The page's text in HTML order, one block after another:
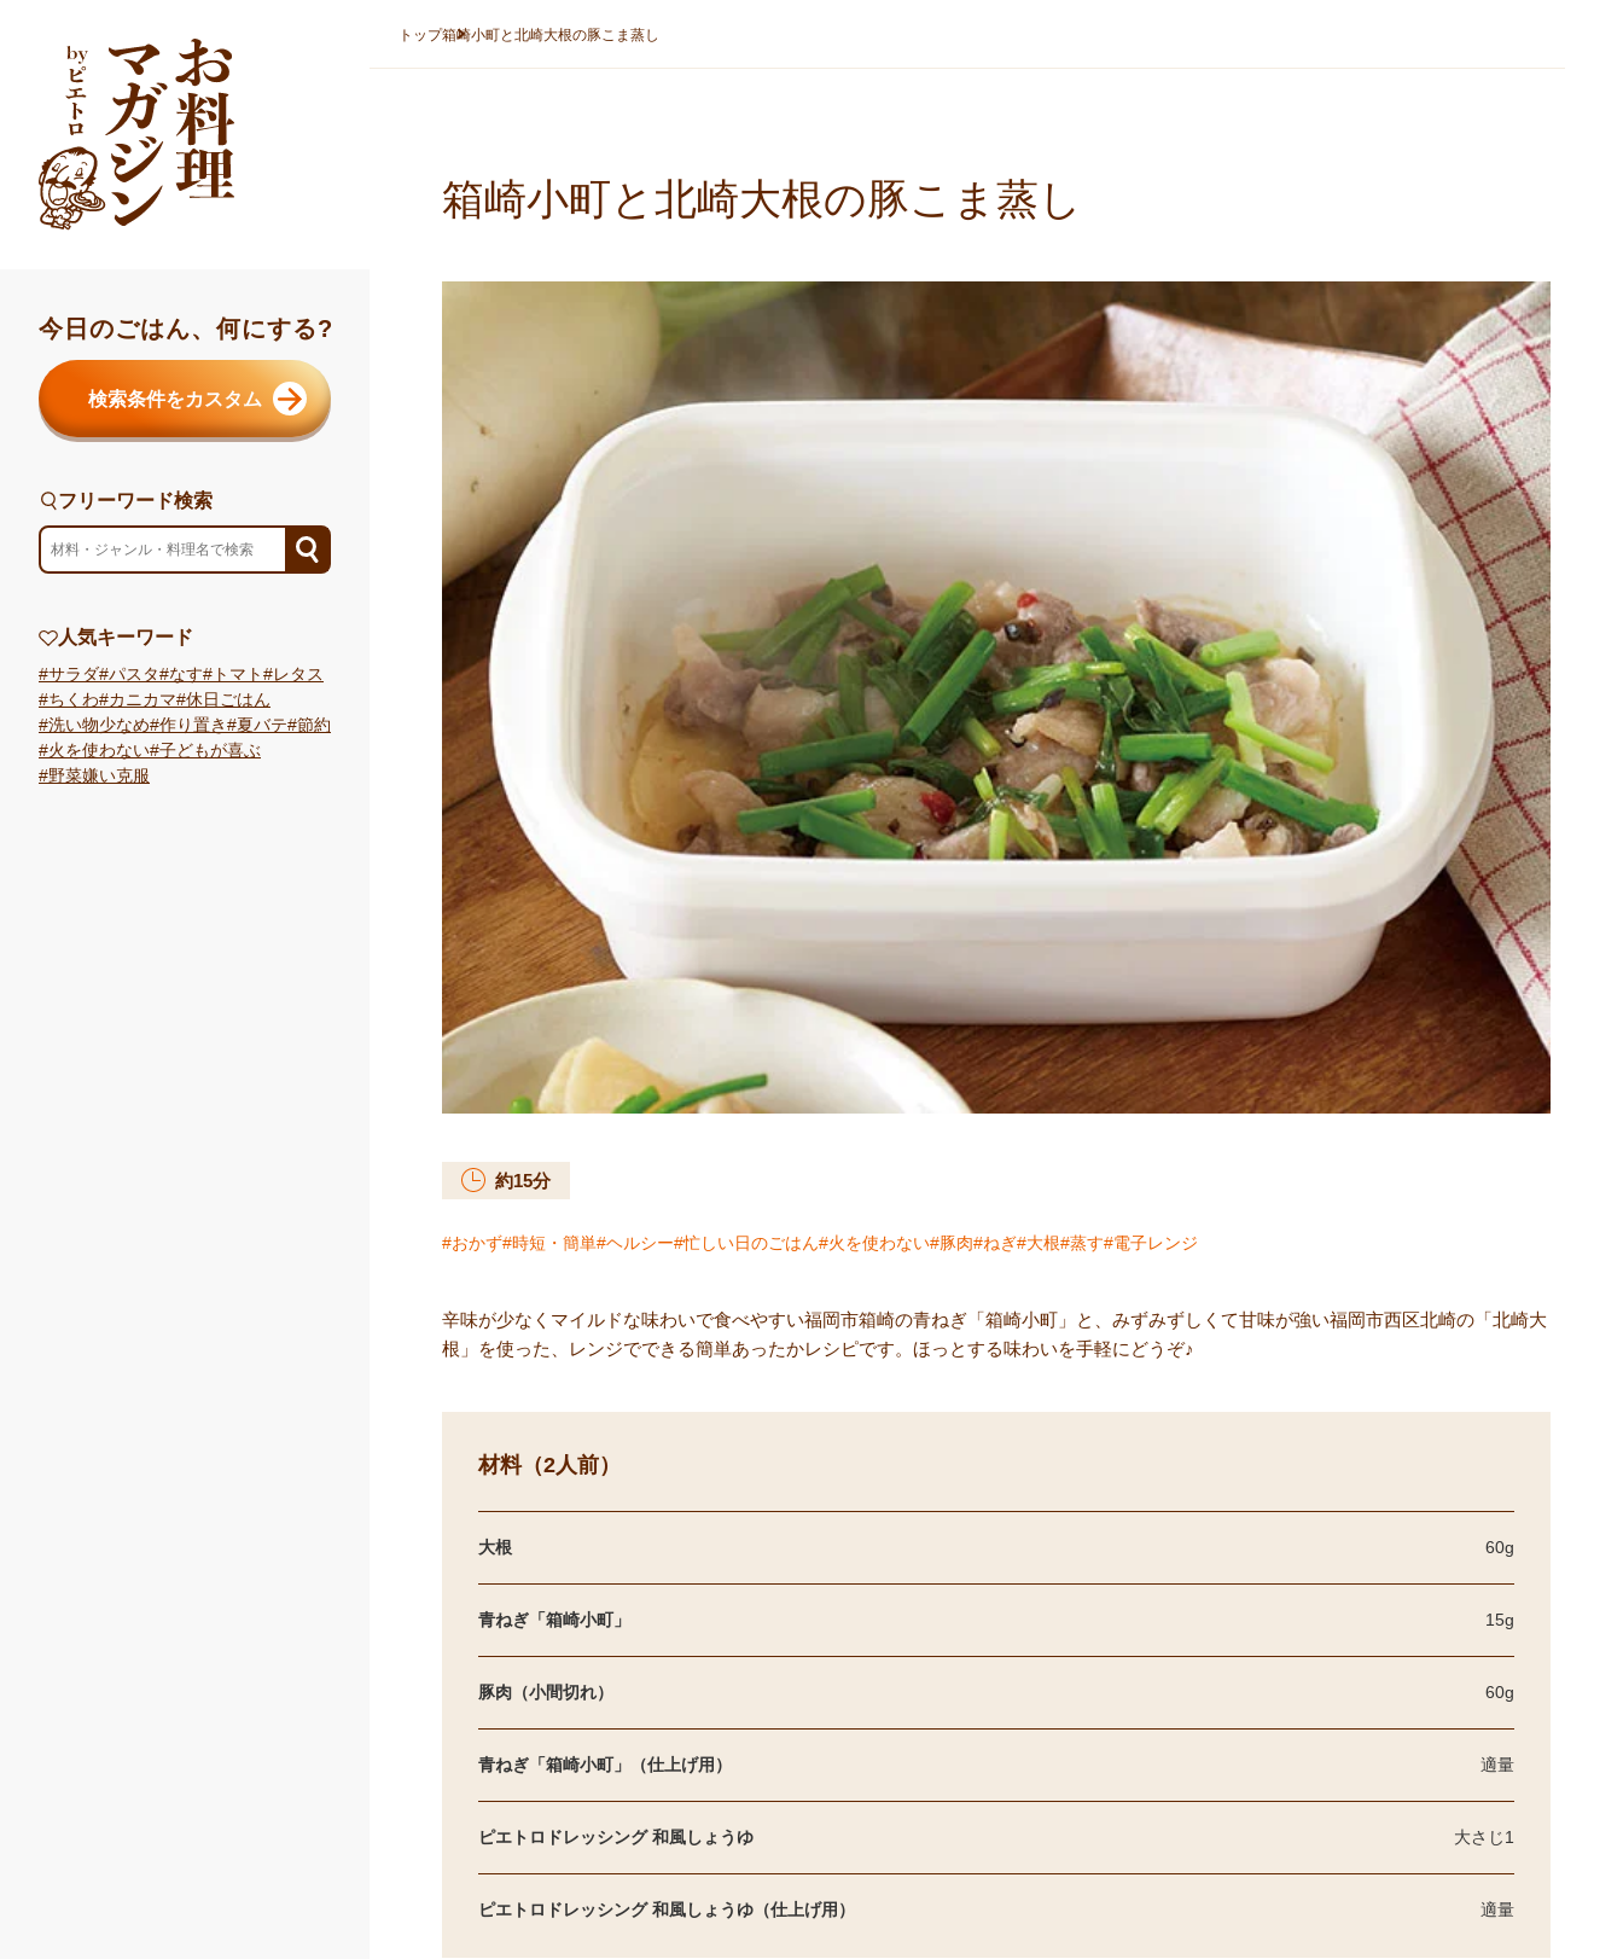
今日のごはん、何にする?
検索条件をカスタム
フリーワード検索
フリーワード検索
人気キーワード
サラダ パスタ なす トマト
レタス
ちくわ
カニカマ 休日ごはん
洗い物少なめ 作り置き 夏バテ 節約
火を使わない 子どもが喜ぶ
野菜嫌い克服
トップ箱崎小町と北崎大根の豚こま蒸し
箱崎小町と北崎大根の豚こま蒸し
約15分
おかず 時短・簡単 ヘルシー 忙しい日のごはん 火を使わない 豚肉 ねぎ 大根 蒸す 電子レンジ
辛味が少なくマイルドな味わいで食べやすい福岡市箱崎の青ねぎ「箱崎小町」と、みずみずしくて甘味が強い福岡市西区北崎の「北崎大
根」を使った、レンジでできる簡単あったかレシピです。ほっとする味わいを手軽にどうぞ♪
材料（2人前）
大根 60g
青ねぎ「箱崎小町」 15g
豚肉（小間切れ） 60g
青ねぎ「箱崎小町」（仕上げ用） 適量
ピエトロドレッシング 和風しょうゆ 大さじ1
ピエトロドレッシング 和風しょうゆ（仕上げ用） 適量